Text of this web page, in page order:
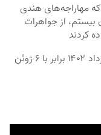
مهاراجه‌های هندی
بیستم، از جواهرات
کردند
سه شنبه ۱۶ خرداد ۱۴۰۲ برابر با ۶ ژوئن